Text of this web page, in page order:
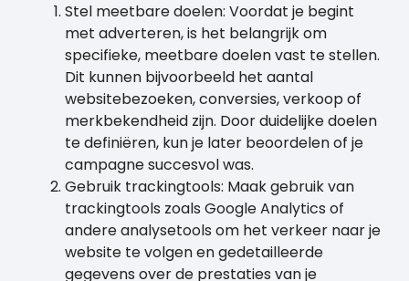
Stel meetbare doelen: Voordat je begint
met adverteren, is het belangrijk om
specifieke, meetbare doelen vast te stellen.
Dit kunnen bijvoorbeeld het aantal
websitebezoeken, conversies, verkoop of
merkbekendheid zijn. Door duidelijke doelen
te definiëren, kun je later beoordelen of je
campagne succesvol was.
Gebruik trackingtools: Maak gebruik van
trackingtools zoals Google Analytics of
andere analysetools om het verkeer naar je
website te volgen en gedetailleerde
gegevens over de prestaties van je